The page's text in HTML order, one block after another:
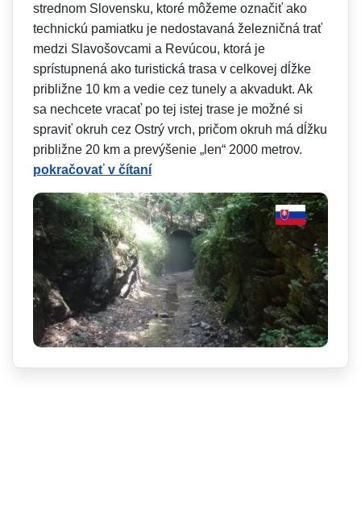
strednom Slovensku, ktoré môžeme označiť ako
technickú pamiatku je nedostavaná železničná trať
medzi Slavošovcami a Revúcou, ktorá je
sprístupnená ako turistická trasa v celkovej dĺžke
približne 10 km a vedie cez tunely a akvadukt. Ak
sa nechcete vracať po tej istej trase je možné si
spraviť okruh cez Ostrý vrch, pričom okruh má dĺžku
približne 20 km a prevýšenie „len“ 2000 metrov.
pokračovať v čítaní